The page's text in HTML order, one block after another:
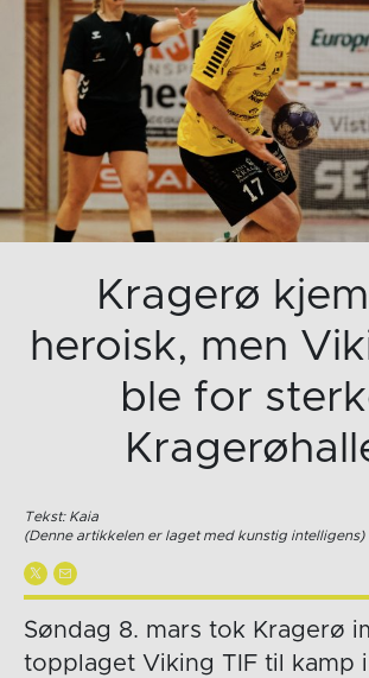
Kragerø
heroisk, men
ble for
Tekst: Kaia
(Denne artikkelen er laget med kunstig intelligens)
Søndag 8. mars tok Kragerø
topplaget Viking TIF til kamp i